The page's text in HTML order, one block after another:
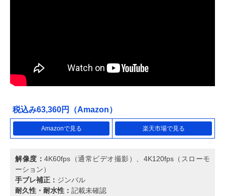
税込み63,360円（Amazon）
Amazonで見る 楽天市場で見る
解像度： 4K60fps（通常ビデオ撮影）、4K120fps（スローモ
ーション）
手ブレ補正： ジンバル
耐久性・耐水性： 記載未確認